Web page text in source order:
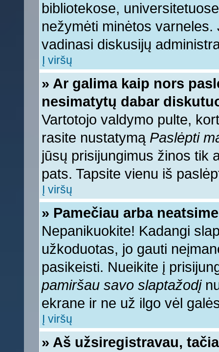
bibliotekose,
nežymėti minėtos
vadinasi diskusijų
Į viršų
» Ar galima kaip nors
nesimatytų dabar
Vartotojo valdymo pulte,
rasite nustatymą Paslėpti
jūsų prisijungimus žinos tik
pats. Tapsite vienu iš
Į viršų
» Pamečiau arba
Nepanikuokite! Kadangi
užkoduotas, jo gauti
pasikeisti. Nueikite į
pamiršau savo slaptažodį
ekrane ir ne už ilgo vėl
Į viršų
» Aš užsiregistravau,